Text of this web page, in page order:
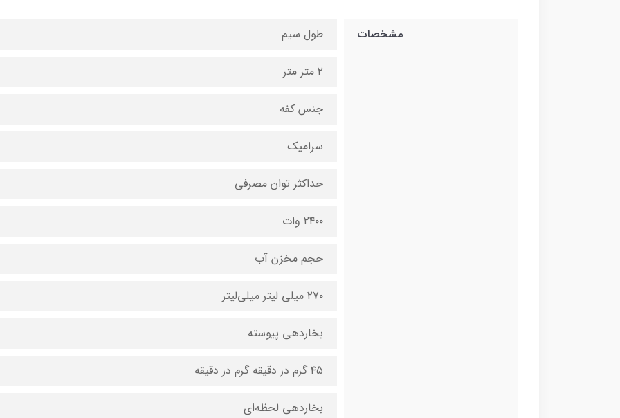
مشخصات طول سیم
۲ متر متر
جنس کفه
سرامیک
حداکثر توان مصرفی
۲۴۰۰ وات
حجم مخزن آب
۲۷۰ میلی لیتر میلی‌لیتر
بخاردهی پیوسته
۴۵ گرم در دقیقه گرم در دقیقه
بخاردهی لحظه‌ای